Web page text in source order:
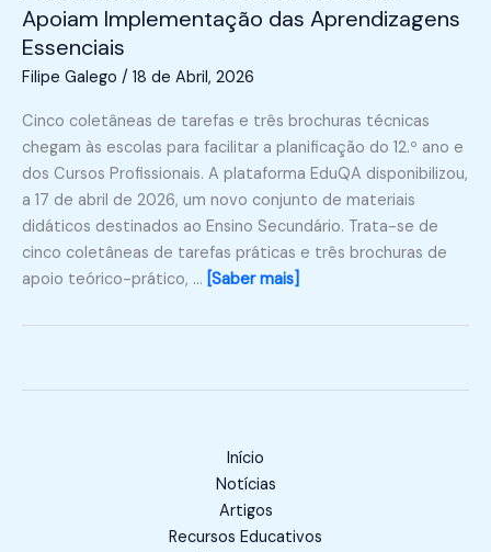
Apoiam Implementação das Aprendizagens
Essenciais
Filipe Galego / 18 de Abril, 2026
Cinco coletâneas de tarefas e três brochuras técnicas
chegam às escolas para facilitar a planificação do 12.º ano e
dos Cursos Profissionais. A plataforma EduQA disponibilizou,
a 17 de abril de 2026, um novo conjunto de materiais
didáticos destinados ao Ensino Secundário. Trata-se de
cinco coletâneas de tarefas práticas e três brochuras de
apoio teórico-prático, … [Saber mais]
Início
Notícias
Artigos
Recursos Educativos